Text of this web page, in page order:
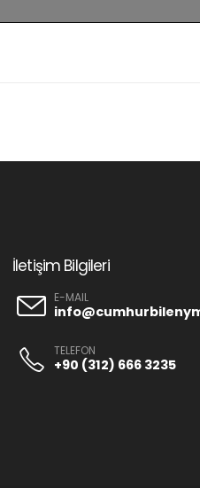
İletişim Bilgileri
E-MAIL
TELEFON
+90 (312) 666 3235